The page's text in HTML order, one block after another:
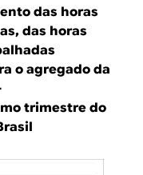
das horas
das horas
o agregado da
trimestre do